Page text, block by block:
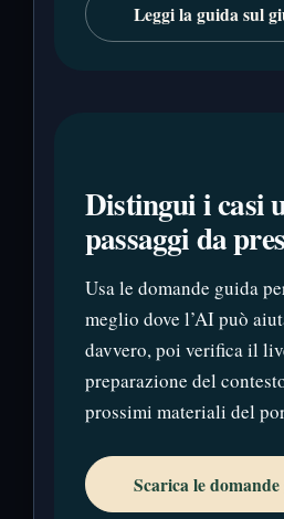
Leggi la guida sul
Distingui i casi
passaggi da
Usa le domande guida
meglio dove l’AI può
davvero, poi verifica il
preparazione del
prossimi materiali del
Scarica le